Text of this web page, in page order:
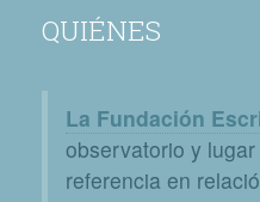
QUIÉNES
La Fundación
observatorio y
referencia en